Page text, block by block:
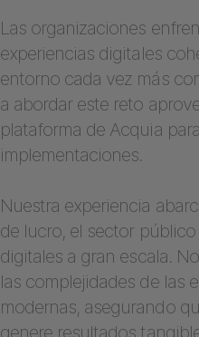
Las organizaciones
experiencias digitales
entorno cada vez más
a abordar este reto
plataforma de Acquia
implementaciones.
Nuestra experiencia
de lucro, el sector
digitales a gran escala.
las complejidades de las
modernas, asegurando
genere resultados